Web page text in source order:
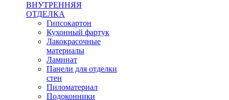
ВНУТРЕННЯЯ
ОТДЕЛКА
Гипсокартон
Кухонный фартук
Лакокрасочные
материалы
Ламинат
Панели для отделки
стен
Пиломатериал
Подоконники